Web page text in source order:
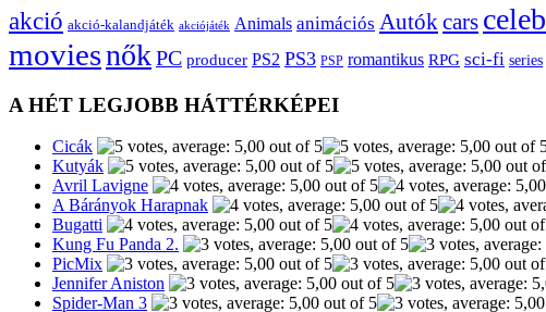
akció akció-kalandjáték akciójáték Animals animációs Autókcars celeb
moviesnőkPC producer PS2 PS3 PSP romantikus RPG sci-fi series
A HÉT LEGJOBB HÁTTÉRKÉPEI
Cicák
Kutyák
Avril Lavigne
A Bárányok Harapnak
Bugatti
Kung Fu Panda 2.
PicMix
Jennifer Aniston
Spider-Man 3